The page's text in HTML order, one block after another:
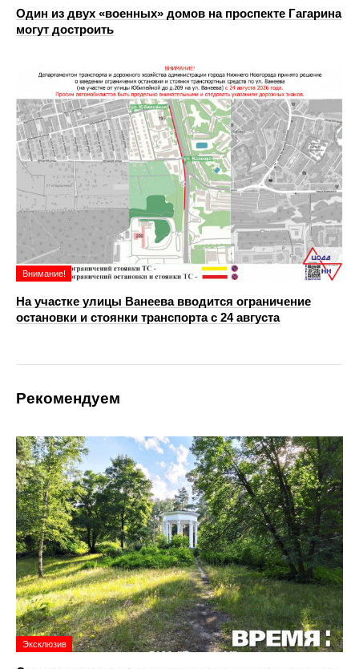
Один из двух «военных» домов на проспекте Гагарина
могут достроить
Внимание!
На участке улицы Ванеева вводится ограничение
остановки и стоянки транспорта с 24 августа
Рекомендуем
Эксклюзив